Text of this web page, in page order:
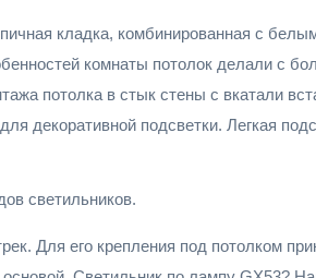
кладка, комбинированная с
комнаты потолок делали с
потолка в стык стены с вкатали
декоративной подсветки. Легкая
светильников.
Для его крепления под потолком